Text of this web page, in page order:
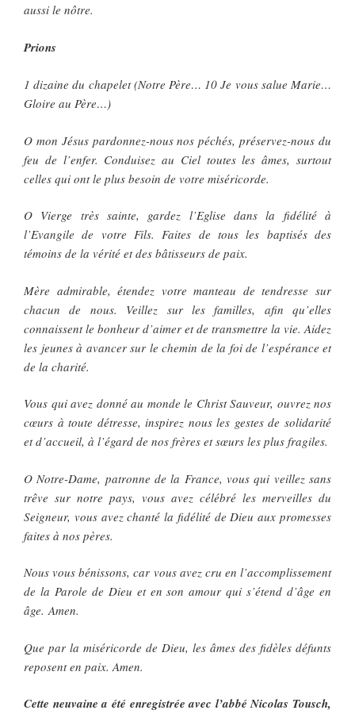
aussi le nôtre.
Prions
1 dizaine du chapelet (Notre Père… 10 Je vous salue Marie…
Gloire au Père…)
O mon Jésus pardonnez-nous nos péchés, préservez-nous du
feu de l’enfer. Conduisez au Ciel toutes les âmes, surtout
celles qui ont le plus besoin de votre miséricorde.
O Vierge très sainte, gardez l’Eglise dans la fidélité à
l’Evangile de votre Fils. Faites de tous les baptisés des
témoins de la vérité et des bâtisseurs de paix.
Mère admirable, étendez votre manteau de tendresse sur
chacun de nous. Veillez sur les familles, afin qu’elles
connaissent le bonheur d’aimer et de transmettre la vie. Aidez
les jeunes à avancer sur le chemin de la foi de l’espérance et
de la charité.
Vous qui avez donné au monde le Christ Sauveur, ouvrez nos
cœurs à toute détresse, inspirez nous les gestes de solidarité
et d’accueil, à l’égard de nos frères et sœurs les plus fragiles.
O Notre-Dame, patronne de la France, vous qui veillez sans
trêve sur notre pays, vous avez célébré les merveilles du
Seigneur, vous avez chanté la fidélité de Dieu aux promesses
faites à nos pères.
Nous vous bénissons, car vous avez cru en l’accomplissement
de la Parole de Dieu et en son amour qui s’étend d’âge en
âge. Amen.
Que par la miséricorde de Dieu, les âmes des fidèles défunts
reposent en paix. Amen.
Cette neuvaine a été enregistrée avec l’abbé Nicolas Tousch,